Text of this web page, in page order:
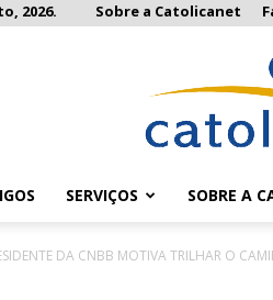
2026. Sobre a Catolicanet
SERVIÇOS SOBRE A
DA CNBB MOTIVA TRILHAR O